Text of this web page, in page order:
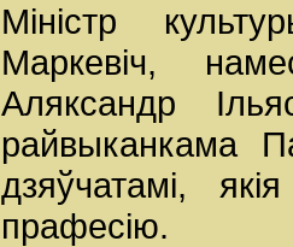
Міністр
Маркевіч,
Аляксандр
райвыканкама
дзяўчатамі,
прафесію.